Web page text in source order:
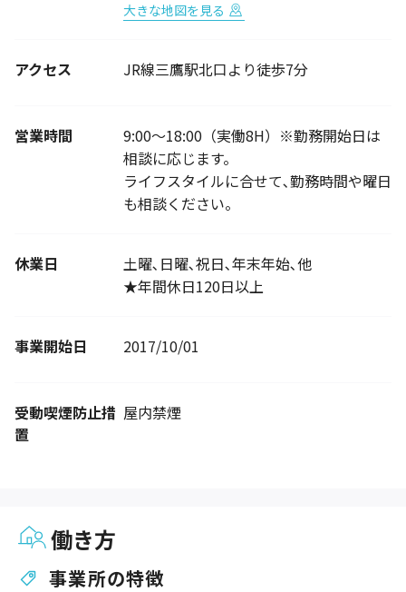
大きな地図を見る
アクセス JR線三鷹駅北口より徒歩7分
営業時間
9:00～18:00（実働8H）※勤務開始日は
相談に応じます。
ライフスタイルに合せて､勤務時間や曜日
も相談ください。
休業日
土曜､日曜､祝日､年末年始､他
★年間休日120日以上
事業開始日 2017/10/01
受動喫煙防止措
置
屋内禁煙
働き方
事業所の特徴